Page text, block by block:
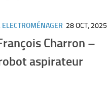
28 OCT, 2025
Charron –
aspirateur